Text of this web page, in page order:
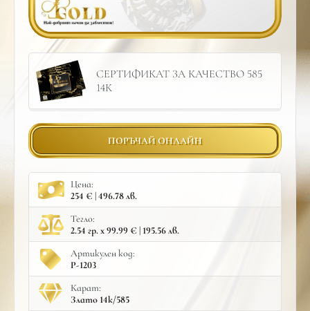
СЕРТИФИКАТ ЗА КАЧЕСТВО 585
14К
ПОРЪЧАЙ ОНЛАЙН
Цена:
254 € | 496.78 лв.
Тегло:
2.54 гр. x 99.99 € | 195.56 лв.
Артикулен код:
Р-1203
Карат:
Злато 14к/585